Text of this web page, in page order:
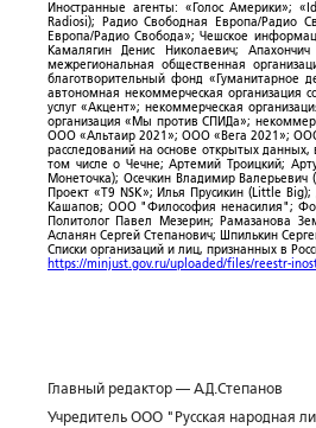
Иностранные агенты: «Голос Америки»;
Radiosi); Радио Свободная Европа/Радио
Европа/Радио Свобода»; Чешское
Камалягин Денис Николаевич;
межрегиональная общественная
благотворительный фонд «Гуманитарное
автономная некоммерческая организация
услуг «Акцент»; некоммерческая
организация «Мы против СПИДа»;
ООО «Альтаир 2021»; ООО «Вега 2021»;
расследований на основе открытых
том числе о Чечне; Артемий Троицкий;
Монеточка); Осечкин Владимир
Проект «T9 NSK»; Илья Прусикин (Little
Кашапов; ООО "Философия ненасилия";
Политолог Павел Мезерин; Рамазанова
Асланян Сергей Степанович; Шпилькин
Списки организаций и лиц, признанных в
https://minjust.gov.ru/uploaded/files/reestr-
Главный редактор — А.Д.Степанов
Учредитель ООО "Русская народная